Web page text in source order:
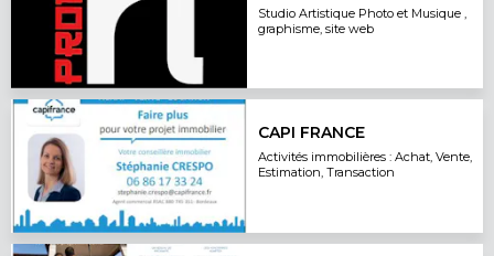
Studio Artistique Photo et Musique ,
graphisme, site web
CAPI FRANCE
Activités immobilières : Achat, Vente,
Estimation, Transaction